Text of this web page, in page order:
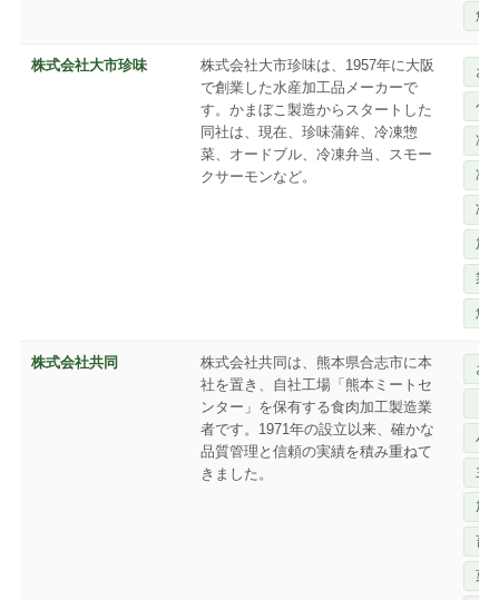
魚
株式会社大市珍味
株式会社大市珍味は、1957年に大阪
で創業した水産加工品メーカーで
す。かまぼこ製造からスタートした
同社は、現在、珍味蒲鉾、冷凍惣
菜、オードブル、冷凍弁当、スモー
クサーモンなど。
お
ベ
冷
冷
冷
加
業
魚
株式会社共同
株式会社共同は、熊本県合志市に本
社を置き、自社工場「熊本ミートセ
ンター」を保有する食肉加工製造業
者です。1971年の設立以来、確かな
品質管理と信頼の実績を積み重ねて
きました。
お
パ
主
加
畜
菓